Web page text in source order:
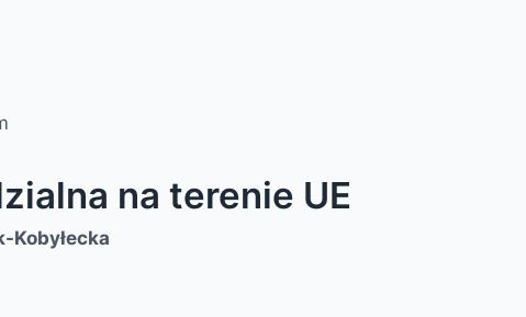
na terenie UE
Kobyłecka